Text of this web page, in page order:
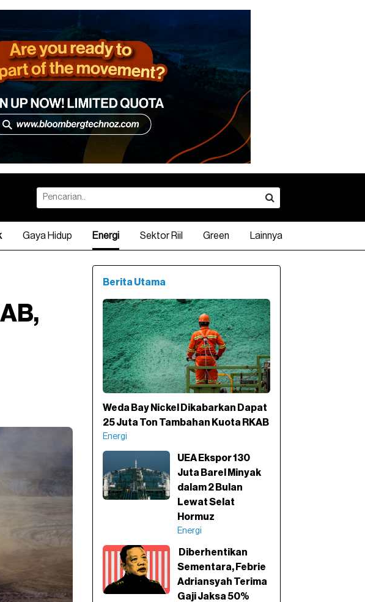
Gaya Hidup Energi Sektor Riil Green Lainnya
Berita Utama
Weda Bay Nickel Dikabarkan Dapat
25 Juta Ton Tambahan Kuota RKAB
Energi
UEA Ekspor 130
Juta Barel Minyak
dalam 2 Bulan
Lewat Selat
Hormuz
Energi
Diberhentikan
Sementara, Febrie
Adriansyah Terima
Gaji Jaksa 50%